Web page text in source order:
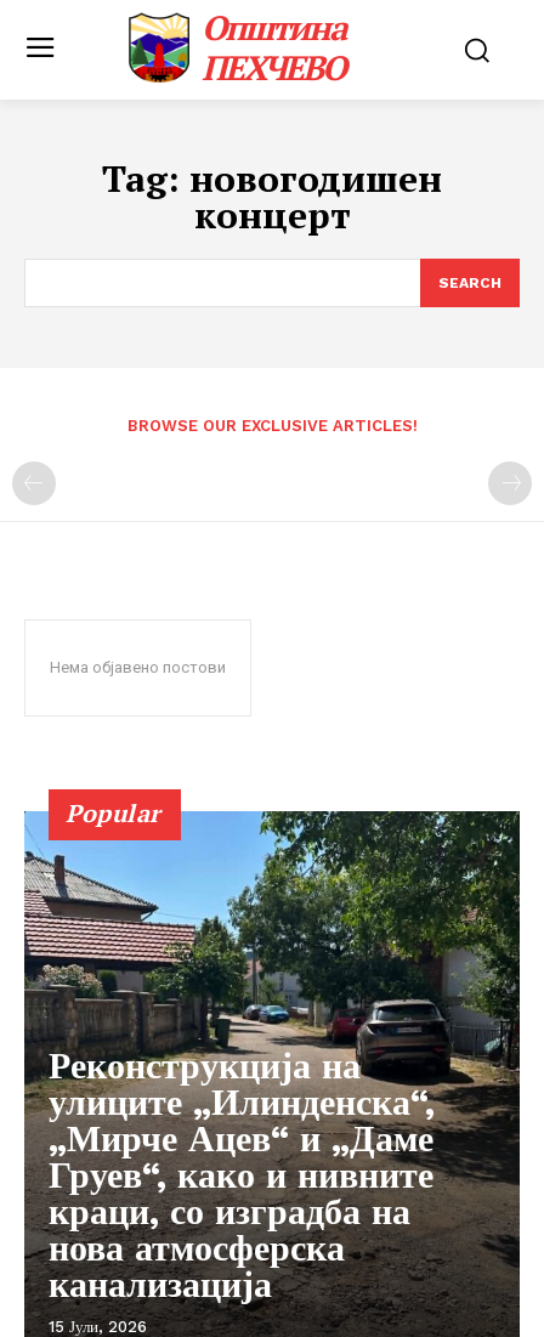
Општина
ПЕХЧЕВО
Tag: новогодишен
концерт
SEARCH
BROWSE OUR EXCLUSIVE ARTICLES!
Нема објавено постови
Popular
Реконструкција на
улиците „Илинденска“,
„Мирче Ацев“ и „Даме
Груев“, како и нивните
краци, со изградба на
нова атмосферска
канализација
15 Јули, 2026